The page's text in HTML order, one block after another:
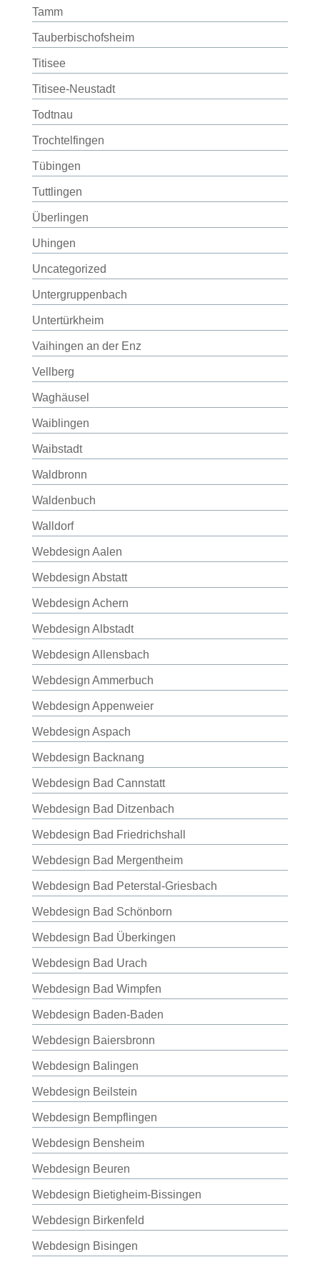
Tamm
Tauberbischofsheim
Titisee
Titisee-Neustadt
Todtnau
Trochtelfingen
Tübingen
Tuttlingen
Überlingen
Uhingen
Uncategorized
Untergruppenbach
Untertürkheim
Vaihingen an der Enz
Vellberg
Waghäusel
Waiblingen
Waibstadt
Waldbronn
Waldenbuch
Walldorf
Webdesign Aalen
Webdesign Abstatt
Webdesign Achern
Webdesign Albstadt
Webdesign Allensbach
Webdesign Ammerbuch
Webdesign Appenweier
Webdesign Aspach
Webdesign Backnang
Webdesign Bad Cannstatt
Webdesign Bad Ditzenbach
Webdesign Bad Friedrichshall
Webdesign Bad Mergentheim
Webdesign Bad Peterstal-Griesbach
Webdesign Bad Schönborn
Webdesign Bad Überkingen
Webdesign Bad Urach
Webdesign Bad Wimpfen
Webdesign Baden-Baden
Webdesign Baiersbronn
Webdesign Balingen
Webdesign Beilstein
Webdesign Bempflingen
Webdesign Bensheim
Webdesign Beuren
Webdesign Bietigheim-Bissingen
Webdesign Birkenfeld
Webdesign Bisingen